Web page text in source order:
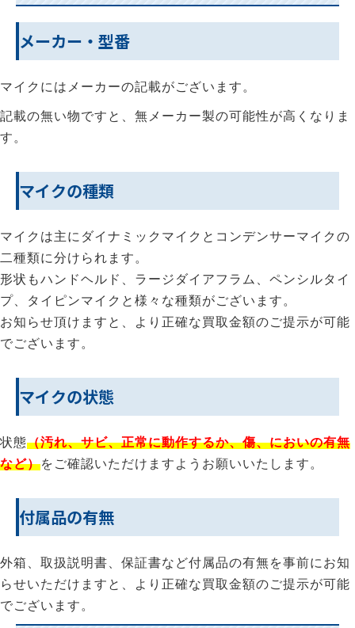
メーカー・型番
マイクにはメーカーの記載がございます。
記載の無い物ですと、無メーカー製の可能性が高くなりま
す。
マイクの種類
マイクは主にダイナミックマイクとコンデンサーマイクの
二種類に分けられます。
形状もハンドヘルド、ラージダイアフラム、ペンシルタイ
プ、タイピンマイクと様々な種類がございます。
お知らせ頂けますと、より正確な買取金額のご提示が可能
でございます。
マイクの状態
状態（汚れ、サビ、正常に動作するか、傷、においの有無
など）をご確認いただけますようお願いいたします。
付属品の有無
外箱、取扱説明書、保証書など付属品の有無を事前にお知
らせいただけますと、より正確な買取金額のご提示が可能
でございます。